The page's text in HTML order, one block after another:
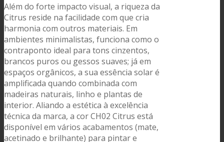
Além do forte impacto visual, a riqueza da
Citrus reside na facilidade com que cria
harmonia com outros materiais. Em
ambientes minimalistas, funciona como o
contraponto ideal para tons cinzentos,
brancos puros ou gessos suaves; já em
espaços orgânicos, a sua essência solar é
amplificada quando combinada com
madeiras naturais, linho e plantas de
interior. Aliando a estética à excelência
técnica da marca, a cor CH02 Citrus está
disponível em vários acabamentos (mate,
acetinado e brilhante) para pintar e